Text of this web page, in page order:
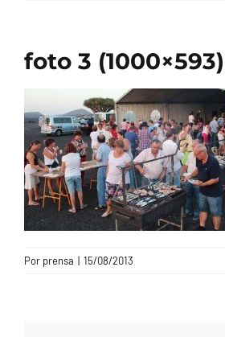
CONTACTO
foto 3 (1000×593)
Por prensa | 15/08/2013